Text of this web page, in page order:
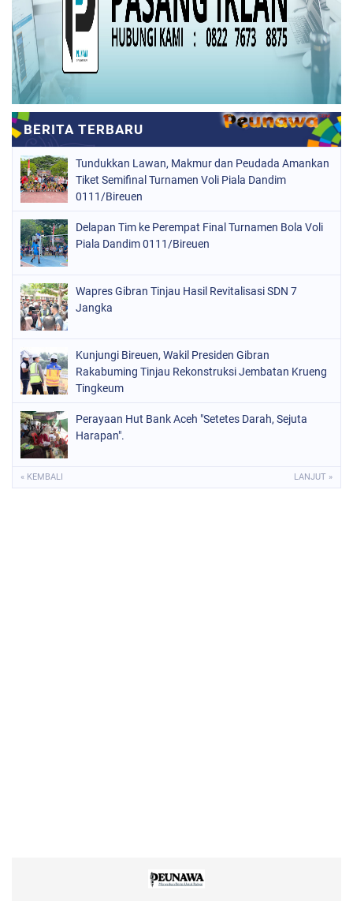
Tundukkan Lawan, Makmur dan Peudada Amankan
Tiket Semifinal Turnamen Voli Piala Dandim
0111/Bireuen
Delapan Tim ke Perempat Final Turnamen Bola Voli
Piala Dandim 0111/Bireuen
Wapres Gibran Tinjau Hasil Revitalisasi SDN 7
Jangka
Kunjungi Bireuen, Wakil Presiden Gibran
Rakabuming Tinjau Rekonstruksi Jembatan Krueng
Tingkeum
Perayaan Hut Bank Aceh "Setetes Darah, Sejuta
Harapan".
« KEMBALI LANJUT »